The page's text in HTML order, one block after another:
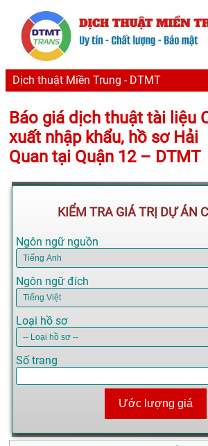
Dịch thuật Miền Trung - DTMT
Báo giá dịch thuật tài liệu
xuất nhập khẩu, hồ sơ Hải
Quan tại Quận 12 – DTMT
KIỂM TRA GIÁ TRỊ DỰ ÁN
Ngôn ngữ nguồn
Ngôn ngữ đích
Loại hồ sơ
Số trang
Ước lượng giá